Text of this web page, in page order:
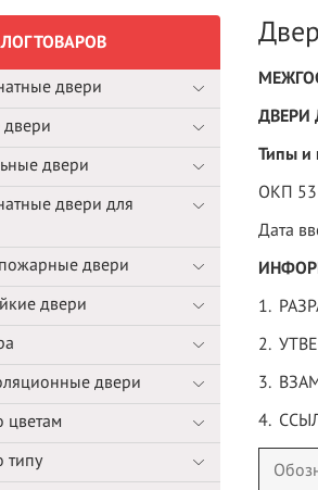
ТОВАРОВ
двери
двери
двери для
двери
двери
двери
цветам
типу
ДВЕРИ
Типы и
ОКП 53
Дата
1.
2.
3.
4.